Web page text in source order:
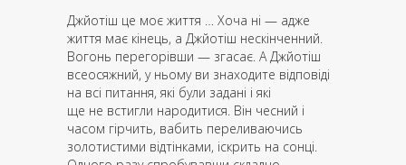
Джйотіш це моє життя … Хоча ні — адже
життя має кінець, а Джйотіш нескінченний.
Вогонь перегорівши — згасає. А Джйотіш
всеосяжний, у ньому ви знаходите відповіді
на всі питання, які були задані і які
ще не встигли народитися. Він чесний і
часом гірчить, вабить переливаючись
золотистими відтінками, іскрить на сонці.